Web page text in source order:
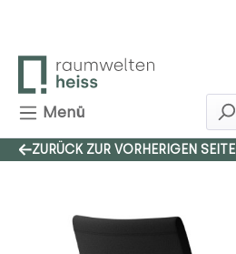
Menü
ZURÜCK ZUR VORHERIGEN SEITE